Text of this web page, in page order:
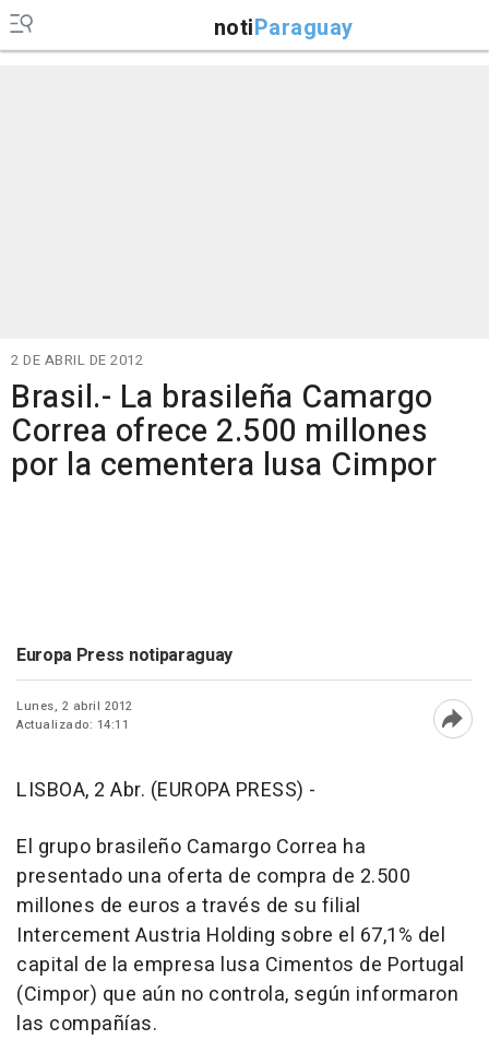
notiParaguay
2 DE ABRIL DE 2012
Brasil.- La brasileña Camargo
Correa ofrece 2.500 millones
por la cementera lusa Cimpor
Europa Press notiparaguay
Lunes, 2 abril 2012
Actualizado: 14:11
LISBOA, 2 Abr. (EUROPA PRESS) -
El grupo brasileño Camargo Correa ha
presentado una oferta de compra de 2.500
millones de euros a través de su filial
Intercement Austria Holding sobre el 67,1% del
capital de la empresa lusa Cimentos de Portugal
(Cimpor) que aún no controla, según informaron
las compañías.